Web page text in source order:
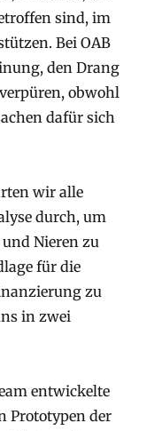
sind, im
Bei OAB
den Drang
obwohl
dafür sich
wir alle
durch, um
Nieren zu
für die
zu
in zwei
entwickelte
Prototypen der